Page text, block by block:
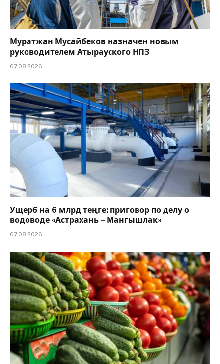
Муратжан Мусайбеков назначен новым
руководителем Атырауского НПЗ
07.08.2026
Ущерб на 6 млрд теңге: приговор по делу о
водоводе «Астрахань – Мангышлак»
07.08.2026